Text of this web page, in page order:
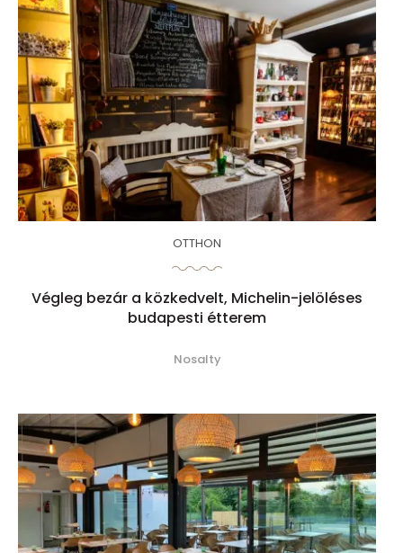
OTTHON
Végleg bezár a közkedvelt, Michelin-jelöléses
budapesti étterem
Nosalty